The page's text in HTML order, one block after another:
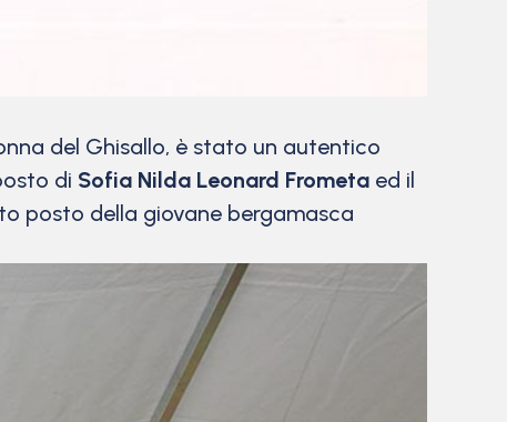
del Ghisallo, è stato un autentico
di Sofia Nilda Leonard Frometa ed il
posto della giovane bergamasca